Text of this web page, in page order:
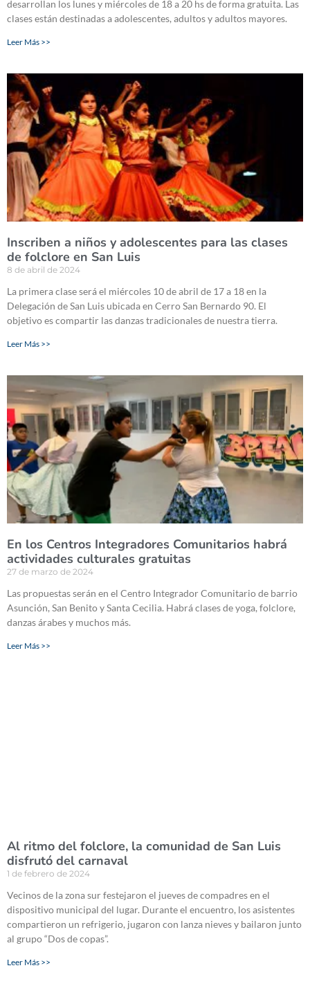
desarrollan los lunes y miércoles de 18 a 20 hs de forma gratuita. Las
clases están destinadas a adolescentes, adultos y adultos mayores.
Leer Más >>
Inscriben a niños y adolescentes para las clases
de folclore en San Luis
8 de abril de 2024
La primera clase será el miércoles 10 de abril de 17 a 18 en la
Delegación de San Luis ubicada en Cerro San Bernardo 90. El
objetivo es compartir las danzas tradicionales de nuestra tierra.
Leer Más >>
En los Centros Integradores Comunitarios habrá
actividades culturales gratuitas
27 de marzo de 2024
Las propuestas serán en el Centro Integrador Comunitario de barrio
Asunción, San Benito y Santa Cecilia. Habrá clases de yoga, folclore,
danzas árabes y muchos más.
Leer Más >>
Al ritmo del folclore, la comunidad de San Luis
disfrutó del carnaval
1 de febrero de 2024
Vecinos de la zona sur festejaron el jueves de compadres en el
dispositivo municipal del lugar. Durante el encuentro, los asistentes
compartieron un refrigerio, jugaron con lanza nieves y bailaron junto
al grupo “Dos de copas”.
Leer Más >>